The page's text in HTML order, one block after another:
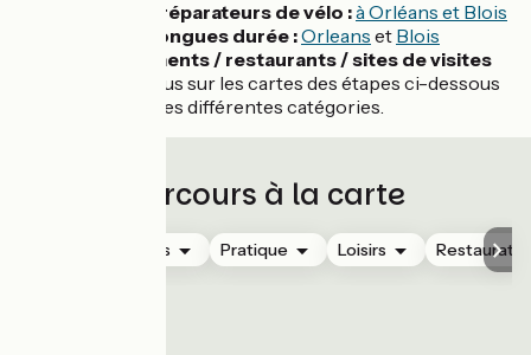
Loueurs / réparateurs de vélo :à Orléans et Blois
Parkings longues durée :Orleans et Blois
Hébergements / restaurants / sites de visites
rendez-vous sur les cartes des étapes ci-dessous
et affichez les différentes catégories.
Parcours à la carte
Hébergements Pratique Loisirs